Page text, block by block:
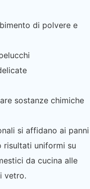
di polvere e
sostanze chimiche
si affidano ai panni
risultati uniformi su
da cucina alle
vetro.